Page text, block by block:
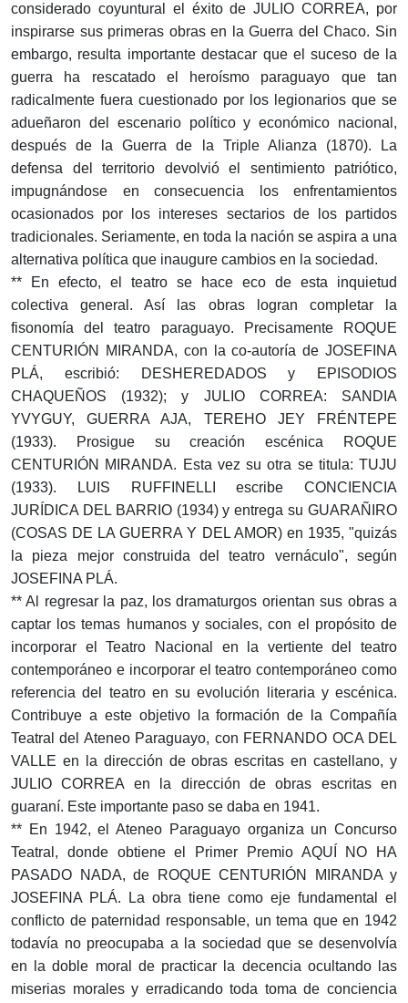
considerado coyuntural el éxito de JULIO CORREA, por
inspirarse sus primeras obras en la Guerra del Chaco. Sin
embargo, resulta importante destacar que el suceso de la
guerra ha rescatado el heroísmo paraguayo que tan
radicalmente fuera cuestionado por los legionarios que se
adueñaron del escenario político y económico nacional,
después de la Guerra de la Triple Alianza (1870). La
defensa del territorio devolvió el sentimiento patriótico,
impugnándose en consecuencia los enfrentamientos
ocasionados por los intereses sectarios de los partidos
tradicionales. Seriamente, en toda la nación se aspira a una
alternativa política que inaugure cambios en la sociedad.
** En efecto, el teatro se hace eco de esta inquietud
colectiva general. Así las obras logran completar la
fisonomía del teatro paraguayo. Precisamente ROQUE
CENTURIÓN MIRANDA, con la co-autoría de JOSEFINA
PLÁ, escribió: DESHEREDADOS y EPISODIOS
CHAQUEÑOS (1932); y JULIO CORREA: SANDIA
YVYGUY, GUERRA AJA, TEREHO JEY FRÉNTEPE
(1933). Prosigue su creación escénica ROQUE
CENTURIÓN MIRANDA. Esta vez su otra se titula: TUJU
(1933). LUIS RUFFINELLI escribe CONCIENCIA
JURÍDICA DEL BARRIO (1934) y entrega su GUARAÑIRO
(COSAS DE LA GUERRA Y DEL AMOR) en 1935, "quizás
la pieza mejor construida del teatro vernáculo", según
JOSEFINA PLÁ.
** Al regresar la paz, los dramaturgos orientan sus obras a
captar los temas humanos y sociales, con el propósito de
incorporar el Teatro Nacional en la vertiente del teatro
contemporáneo e incorporar el teatro contemporáneo como
referencia del teatro en su evolución literaria y escénica.
Contribuye a este objetivo la formación de la Compañía
Teatral del Ateneo Paraguayo, con FERNANDO OCA DEL
VALLE en la dirección de obras escritas en castellano, y
JULIO CORREA en la dirección de obras escritas en
guaraní. Este importante paso se daba en 1941.
** En 1942, el Ateneo Paraguayo organiza un Concurso
Teatral, donde obtiene el Primer Premio AQUÍ NO HA
PASADO NADA, de ROQUE CENTURIÓN MIRANDA y
JOSEFINA PLÁ. La obra tiene como eje fundamental el
conflicto de paternidad responsable, un tema que en 1942
todavía no preocupaba a la sociedad que se desenvolvía
en la doble moral de practicar la decencia ocultando las
miserias morales y erradicando toda toma de conciencia